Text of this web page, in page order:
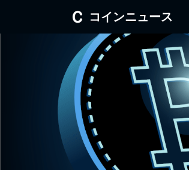
コインニュース